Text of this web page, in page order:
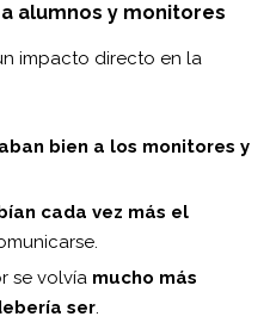
alumnos y monitores
impacto directo en la
bien a los monitores y
cada vez más el
se volvía mucho más
ser.